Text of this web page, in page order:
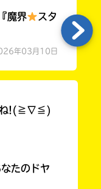
魔界
スタ
年03月10日
ね!(≧∇≦)
たのドヤ